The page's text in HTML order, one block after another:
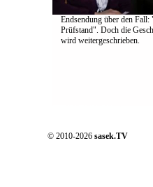
Endsendung über den
Prüfstand". Doch die
wird weitergeschrieben.
© 2010-2026 sasek.TV